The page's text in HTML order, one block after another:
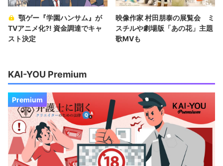
顎ゲー『学園ハンサム』が
TVアニメ化?! 資金調達でキャ
スト決定
映像作家 村田朋泰の展覧会 ミ
スチルや劇場版「あの花」主題
歌MVも
KAI-YOU Premium
Premium